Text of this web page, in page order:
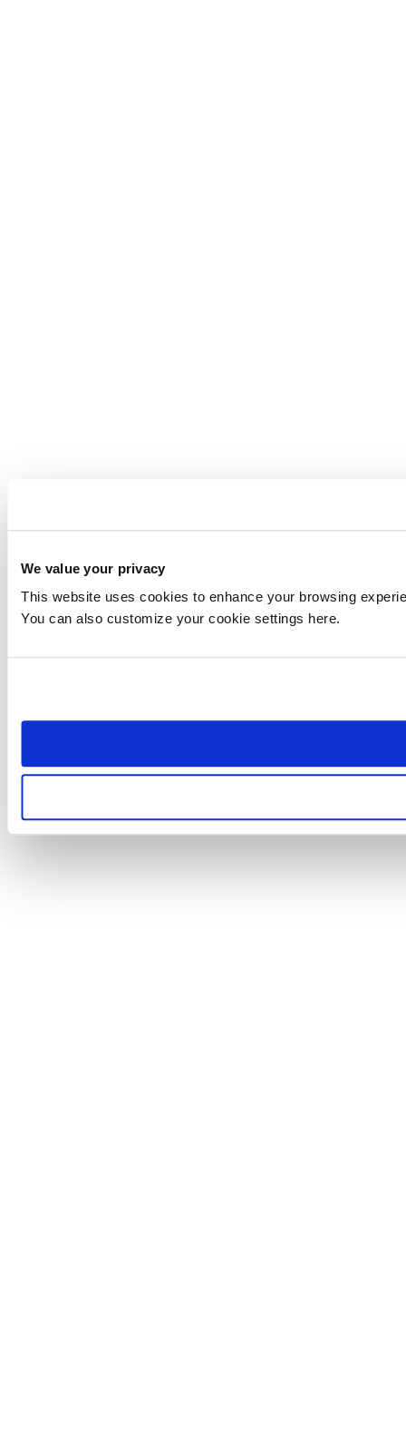
We value your privacy
This website uses cookies to enhance your browsing
You can also customize your cookie settings here.